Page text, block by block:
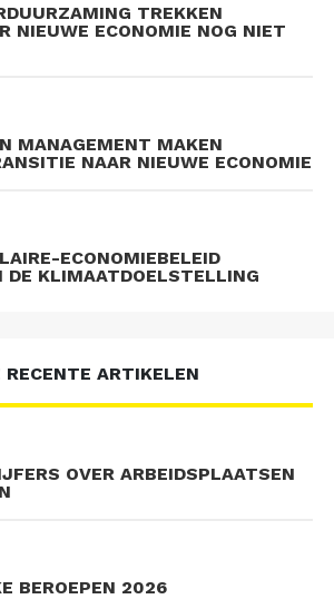
TREKKEN
NIEUWE ECONOMIE NOG NIET
MANAGEMENT MAKEN
NAAR NIEUWE ECONOMIE
ECONOMIEBELEID
DE KLIMAATDOELSTELLING
RECENTE ARTIKELEN
OVER ARBEIDSPLAATSEN
BEROEPEN 2026